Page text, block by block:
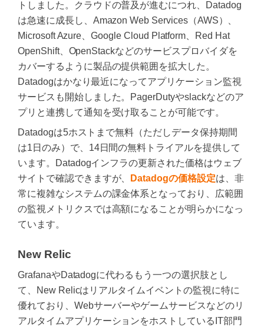
トしました。クラウドの普及が進むにつれ、Datadog
は急速に成長し、Amazon Web Services（AWS）、
Microsoft Azure、Google Cloud Platform、Red Hat
OpenShift、OpenStackなどのサービスプロバイダを
カバーするように製品の提供範囲を拡大した。
Datadogはかなり最近になってアプリケーション監視
サービスも開始しました。PagerDutyやslackなどのア
プリと連携して通知を受け取ることが可能です。
Datadogは5ホストまで無料（ただしデータ保持期間
は1日のみ）で、14日間の無料トライアルを提供して
います。Datadogインフラの更新された価格はウェブ
サイトで確認できますが、
Datadogの価格設定は、非
常に複雑なシステムの課金体系となっており、広範囲
の監視メトリクスでは高額になることが明らかになっ
ています。
New Relic
GrafanaやDatadogに代わるもう一つの選択肢とし
て、New Relicはリアルタイムイベントの監視に特に
優れており、Webサーバーやゲームサービスなどのリ
アルタイムアプリケーションをホストしているIT部門